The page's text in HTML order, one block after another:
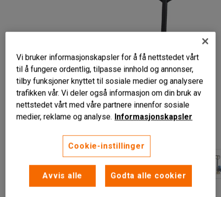
Rask girutveksling
Vi bruker informasjonskapsler for å få nettstedet vårt
til å fungere ordentlig, tilpasse innhold og annonser,
tilby funksjoner knyttet til sosiale medier og analysere
trafikken vår. Vi deler også informasjon om din bruk av
nettstedet vårt med våre partnere innenfor sosiale
medier, reklame og analyse. Informasjonskapsler
Cookie-instillinger
Avvis alle Godta alle cookier